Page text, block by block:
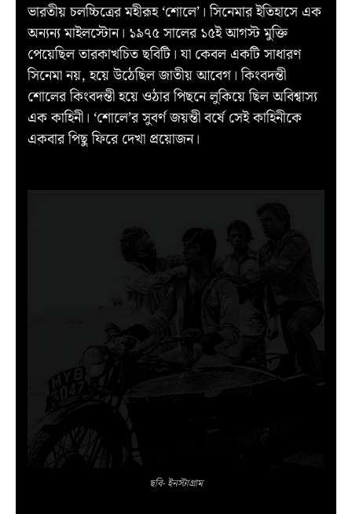
ভারতীয় চলচ্চিত্রের মহীরূহ ‘শোলে’। সিনেমার ইতিহাসে এক
অন্যন্য মাইলস্টোন। ১৯৭৫ সালের ১৫ই আগস্ট মুক্তি
পেয়েছিল তারকাখচিত ছবিটি। যা কেবল একটি সাধারণ
সিনেমা নয়, হয়ে উঠেছিল জাতীয় আবেগ। কিংবদন্তী
শোলের কিংবদন্তী হয়ে ওঠার পিছনে লুকিয়ে ছিল অবিশ্বাস্য
এক কাহিনী। ‘শোলে’র সুবর্ণ জয়ন্তী বর্ষে সেই কাহিনীকে
একবার পিছু ফিরে দেখা প্রয়োজন।
ছবি- ইনস্টাগ্রাম